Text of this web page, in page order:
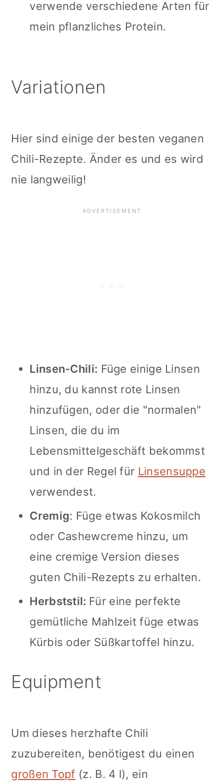
verwende verschiedene Arten für
mein pflanzliches Protein.
Variationen
Hier sind einige der besten veganen
Chili-Rezepte. Änder es und es wird
nie langweilig!
Linsen-Chili: Füge einige Linsen
hinzu, du kannst rote Linsen
hinzufügen, oder die "normalen"
Linsen, die du im
Lebensmittelgeschäft bekommst
und in der Regel für Linsensuppe
verwendest.
Cremig: Füge etwas Kokosmilch
oder Cashewcreme hinzu, um
eine cremige Version dieses
guten Chili-Rezepts zu erhalten.
Herbststil: Für eine perfekte
gemütliche Mahlzeit füge etwas
Kürbis oder Süßkartoffel hinzu.
Equipment
Um dieses herzhafte Chili
zuzubereiten, benötigest du einen
großen Topf (z. B. 4 l), ein